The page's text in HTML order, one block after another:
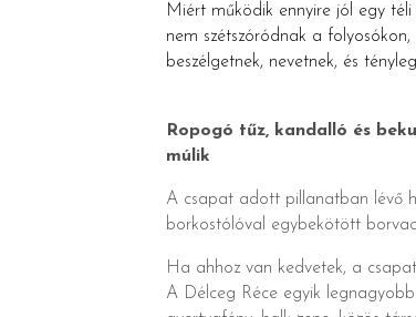
Miért működik ennyire jól egy
nem szétszóródnak a folyosókon,
beszélgetnek, nevetnek, és
Ropogó tűz, kandalló és
múlik
A csapat adott pillanatban lévő
borkostólóval egybekötött
Ha ahhoz van kedvetek, a
A Délceg Réce egyik